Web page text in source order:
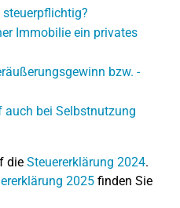
Immobilie ein privates
bzw. -
auch bei Selbstnutzung
die Steuererklärung 2024.
2025 finden Sie